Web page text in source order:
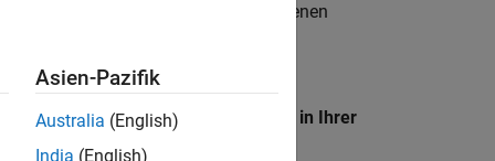
. Wenn Sie noch immer keine offenen
unseres
Standort, um alle Stellenangebote in Ihrer
Asien-Pazifik
Australia (English)
India (English)